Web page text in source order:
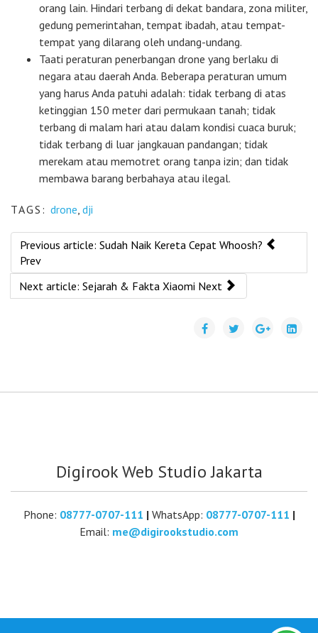
orang lain. Hindari terbang di dekat bandara, zona militer,
gedung pemerintahan, tempat ibadah, atau tempat-
tempat yang dilarang oleh undang-undang.
Taati peraturan penerbangan drone yang berlaku di
negara atau daerah Anda. Beberapa peraturan umum
yang harus Anda patuhi adalah: tidak terbang di atas
ketinggian 150 meter dari permukaan tanah; tidak
terbang di malam hari atau dalam kondisi cuaca buruk;
tidak terbang di luar jangkauan pandangan; tidak
merekam atau memotret orang tanpa izin; dan tidak
membawa barang berbahaya atau ilegal.
TAGS: drone, dji
Previous article: Sudah Naik Kereta Cepat Whoosh?
Prev
Next article: Sejarah & Fakta Xiaomi Next
Digirook Web Studio Jakarta
Phone: 08777-0707-111 | WhatsApp: 08777-0707-111 |
Email: me@digirookstudio.com